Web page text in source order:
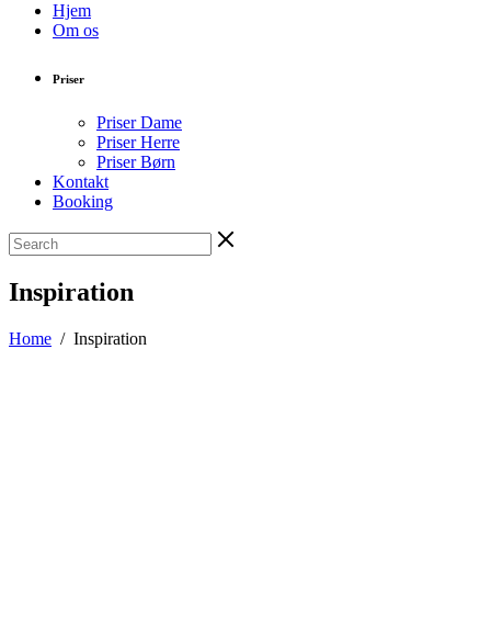
Hjem
Om os
Priser
Priser Dame
Priser Herre
Priser Børn
Kontakt
Booking
Inspiration
Home / Inspiration